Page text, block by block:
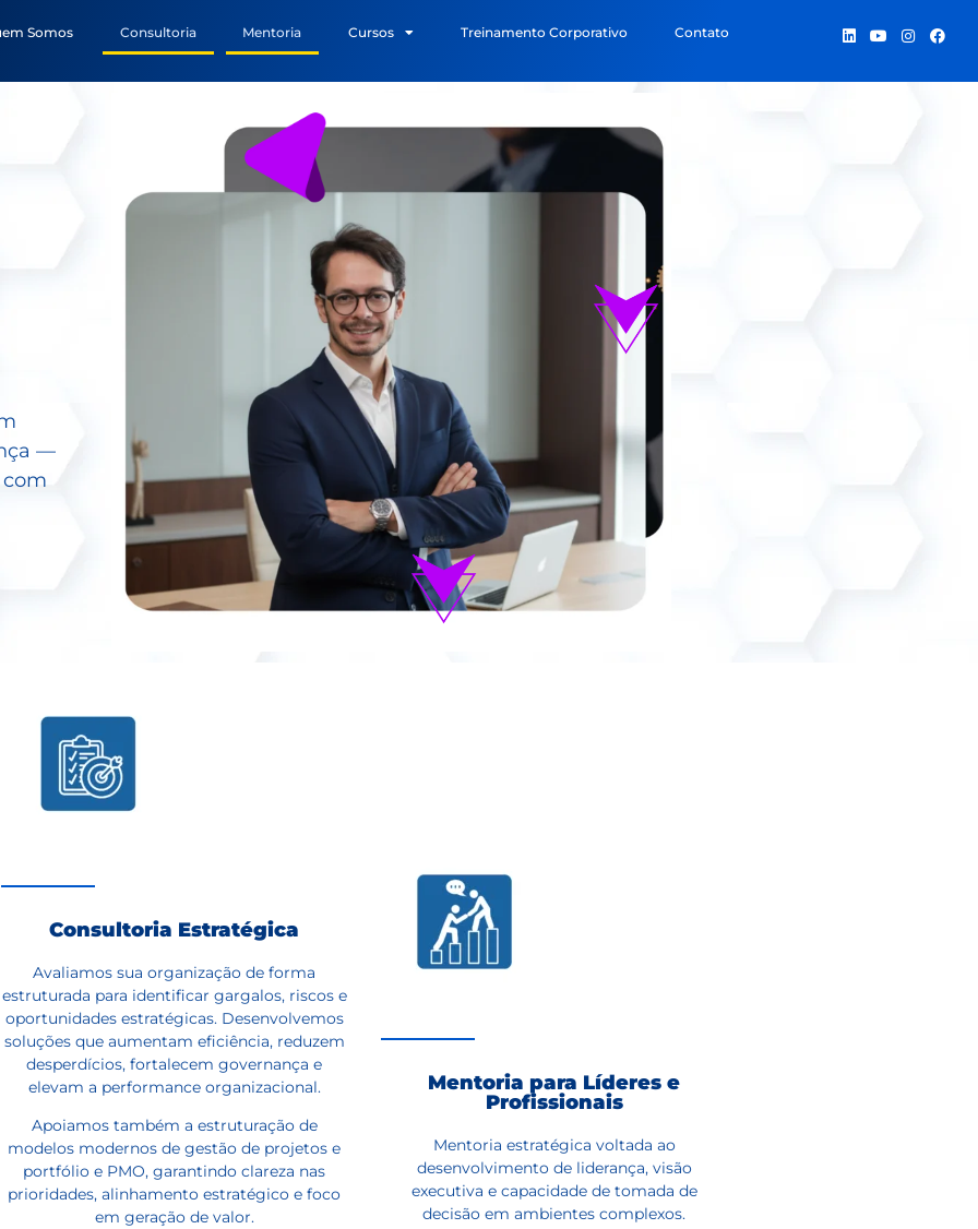
Somos Consultoria Mentoria Cursos Treinamento Corporativo Contato
—
Consultoria Estratégica
Avaliamos sua organização de forma
estruturada para identificar gargalos, riscos e
oportunidades estratégicas. Desenvolvemos
soluções que aumentam eficiência, reduzem
desperdícios, fortalecem governança e
elevam a performance organizacional.
Apoiamos também a estruturação de
modelos modernos de gestão de projetos e
portfólio e PMO, garantindo clareza nas
prioridades, alinhamento estratégico e foco
em geração de valor.
Mentoria para Líderes e
Profissionais
Mentoria estratégica voltada ao
desenvolvimento de liderança, visão
executiva e capacidade de tomada de
decisão em ambientes complexos.